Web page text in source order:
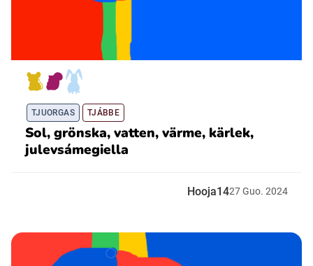
TJUORGAS TJÁBBE
Sol, grönska, vatten, värme, kärlek,
julevsámegiella
Hooja1427Guo. 2024